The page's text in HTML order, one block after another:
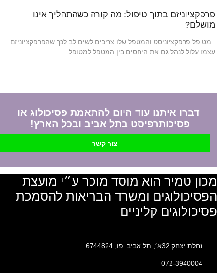
פרפקציוניזם בתוך טיפול: מה קורה כשהתהליך אינו
מושלם?
מטופל פרפקציוניסט והמטפל שלו צריכים לשים לב לכך שהפרפקציוניזם
עצמו עלול לנהל גם את היחסים בין המטפל למטופל. …
דברו איתנו עוד היום להתאמת פסיכולוג או
פסיכותרפיסט בתל אביב ובכל הארץ!
צור קשר
מכון טמיר הוא מוסד מוכר ע״י מועצת
הפסיכולוגים ומשרד הבריאות להסמכת
פסיכולוגים קליניים
נחלת יצחק 32א׳, תל אביב יפו, 6744824
072-3940004